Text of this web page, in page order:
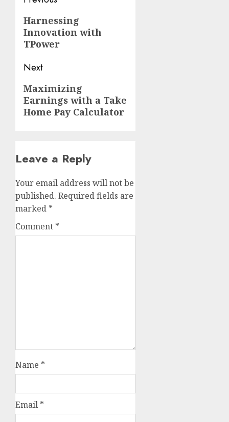
navigation
Previous
post:
Harnessing
Innovation with
TPower
Next
Next
post:
Maximizing
Earnings with a Take
Home Pay Calculator
Leave a Reply
Your email address will not be
published. Required fields are
marked *
Comment *
Name *
Email *